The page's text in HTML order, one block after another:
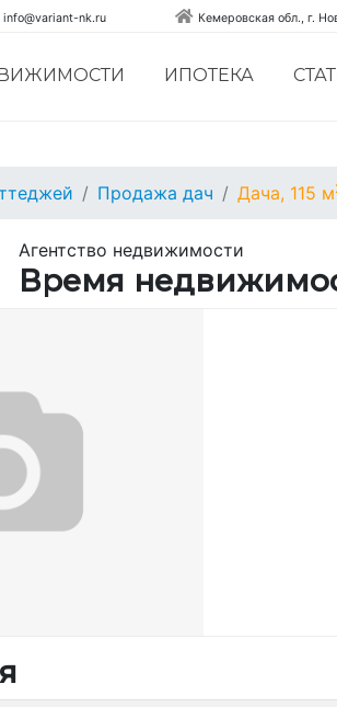
info@variant-nk.ru Кемеровская обл., г.
ИПОТЕКА
Продажа дач Дача, 115 м
Агентство недвижимости
Время